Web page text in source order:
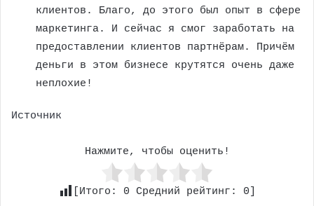
клиентов. Благо, до этого был опыт в сфере
маркетинга. И сейчас я смог заработать на
предоставлении клиентов партнёрам. Причём
деньги в этом бизнесе крутятся очень даже
неплохие!
Источник
Нажмите, чтобы оценить!
[Итого: 0 Средний рейтинг: 0